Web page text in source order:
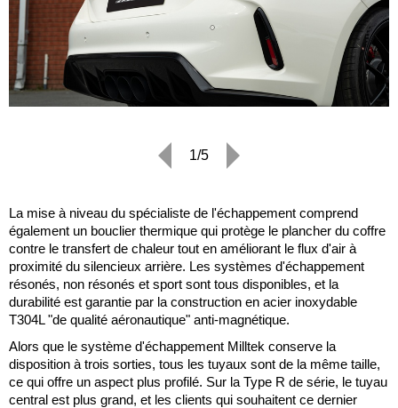
1/5
La mise à niveau du spécialiste de l'échappement comprend
également un bouclier thermique qui protège le plancher du coffre
contre le transfert de chaleur tout en améliorant le flux d'air à
proximité du silencieux arrière. Les systèmes d'échappement
résonés, non résonés et sport sont tous disponibles, et la
durabilité est garantie par la construction en acier inoxydable
T304L "de qualité aéronautique" anti-magnétique.
Alors que le système d'échappement Milltek conserve la
disposition à trois sorties, tous les tuyaux sont de la même taille,
ce qui offre un aspect plus profilé. Sur la Type R de série, le tuyau
central est plus grand, et les clients qui souhaitent ce dernier